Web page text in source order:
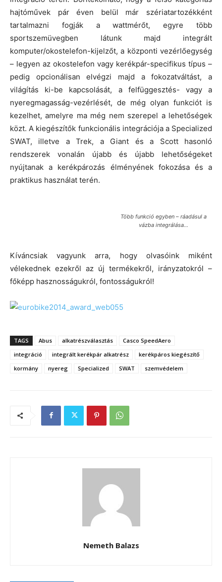
hajtóművek pár éven belül már szériatartozékként
tartalmazni fogják a wattmérőt, egyre több
sportszemüvegben látunk majd integrált
komputer/okostelefon-kijelzőt, a központi vezérlőegység
– legyen az okostelefon vagy kerékpár-specifikus típus –
pedig opcionálisan elvégzi majd a fokozatváltást, a
világítás ki-be kapcsolását, a felfüggesztés- vagy a
nyeregmagasság-vezérlését, de még olyan funkciót is
kezelhet, amelyre ma még nem szerepel a lehetőségek
közt. A kiegészítők funkcionális integrációja a Specialized
SWAT, illetve a Trek, a Giant és a Scott hasonló
rendszerek vonalán újabb és újabb lehetőségeket
nyújtanak a kerékpározás élményének fokozása és a
praktikus használat terén.
Több funkció egyben – ráadásul a
vázba integrálása…
Kíváncsiak vagyunk arra, hogy olvasóink miként
vélekednek ezekről az új termékekről, irányzatokról –
főképp hasznosságukról, fontosságukról!
TAGS Abus alkatrészválasztás
Casco SpeedAero
integráció
integrált kerékpár alkatrész
kerékpáros kiegészítő
kormány
nyereg Specialized SWAT szemvédelem
Nemeth Balazs